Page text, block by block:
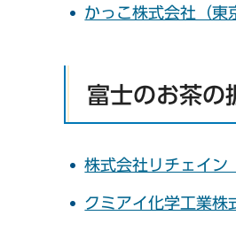
かっこ株式会社（東
富士のお茶の
株式会社リチェイン
クミアイ化学工業株